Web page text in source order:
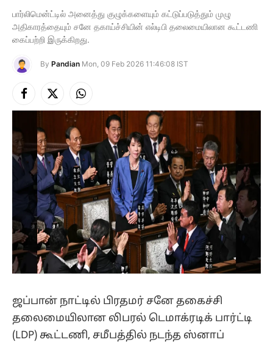
பார்லிமென்ட்டில் அனைத்து குழுக்களையும் கட்டுப்படுத்தும் முழு
அதிகாரத்தையும் சனே தகாய்ச்சியின் எல்டிபி தலைமையிலான கூட்டணி
கைப்பற்றி இருக்கிறது.
By Pandian Mon, 09 Feb 2026 11:46:08 IST
Facebook
X
(Twitter)
Instagram
ஜப்பான் நாட்டில் பிரதமர் சனே தகைச்சி
தலைமையிலான லிபரல் டெமாக்ரடிக் பார்ட்டி
(LDP) கூட்டணி, சமீபத்தில் நடந்த ஸ்னாப்